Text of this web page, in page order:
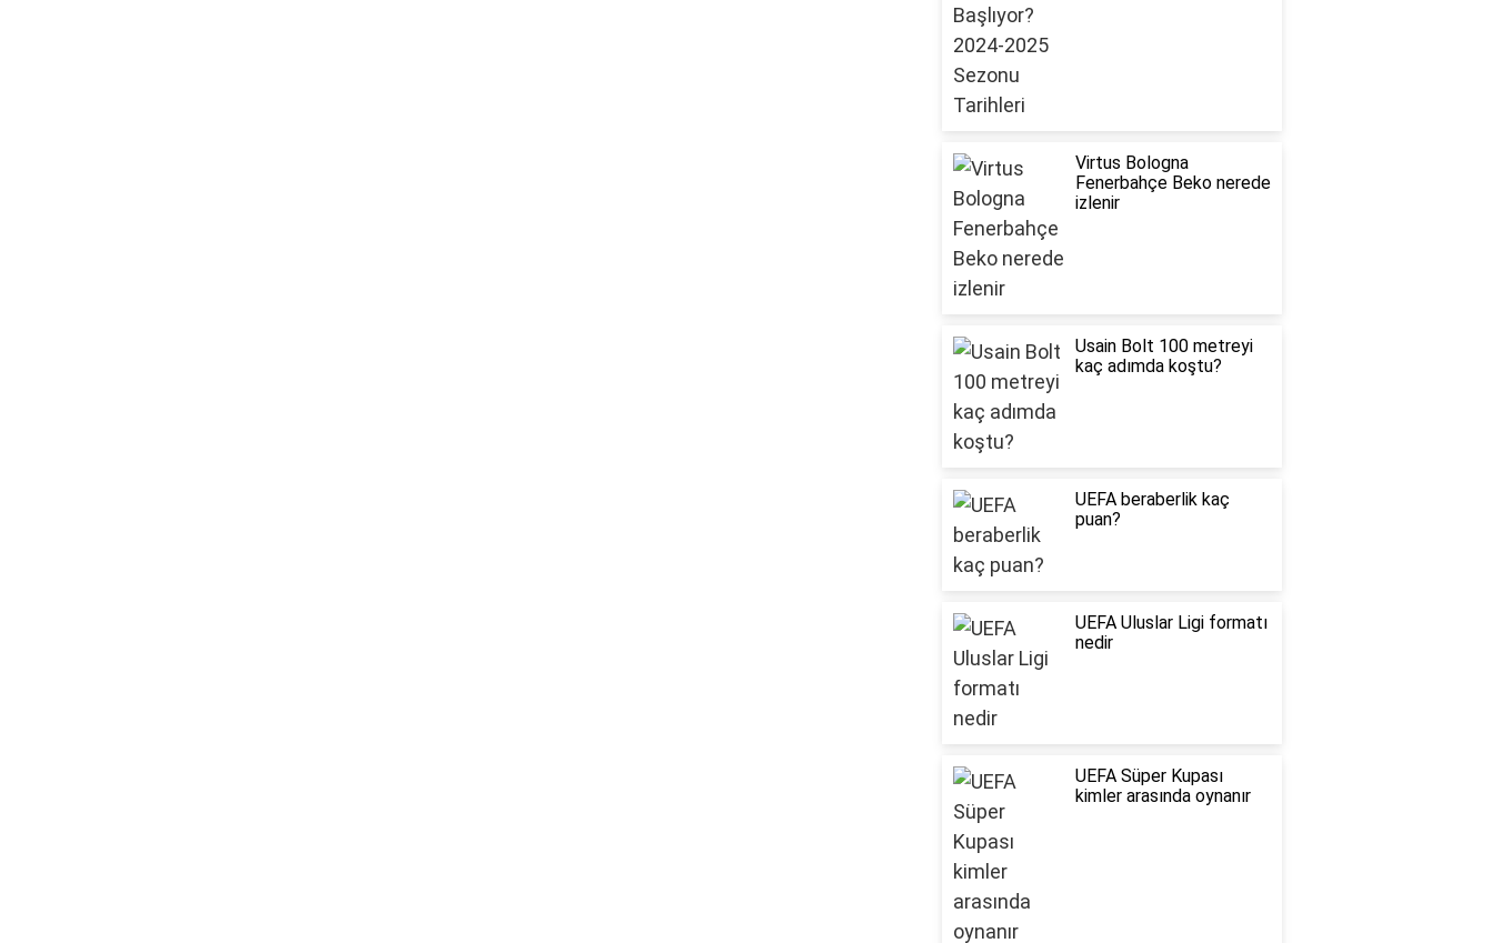
Virtus Bologna
Fenerbahçe Beko nerede
izlenir
Usain Bolt 100 metreyi
kaç adımda koştu?
UEFA beraberlik kaç
puan?
UEFA Uluslar Ligi formatı
nedir
UEFA Süper Kupası
kimler arasında oynanır